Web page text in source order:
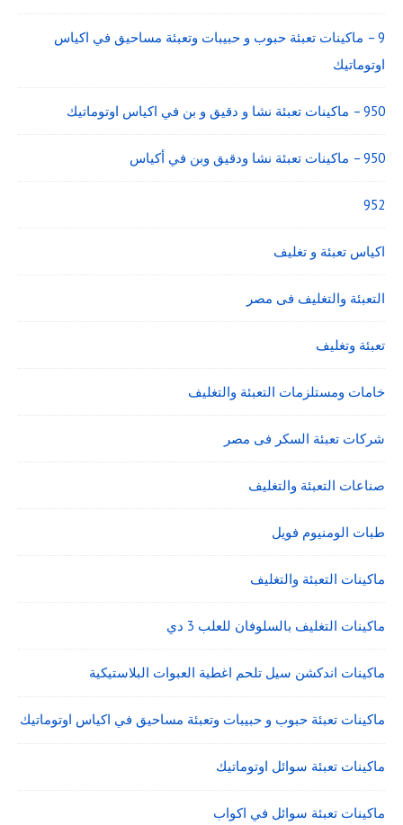
9 – ماكينات تعبئة حبوب و حبيبات وتعبئة مساحيق في اكياس
اوتوماتيك
950 – ماكينات تعبئة نشا و دقيق و بن في اكياس اوتوماتيك
950 – ماكينات تعبئة نشا ودقيق وبن في أكياس
952
اكياس تعبئة و تغليف
التعبئة والتغليف فى مصر
تعبئة وتغليف
خامات ومستلزمات التعبئة والتغليف
شركات تعبئة السكر فى مصر
صناعات التعبئة والتغليف
طبات الومنيوم فويل
ماكينات التعبئة والتغليف
ماكينات التغليف بالسلوفان للعلب 3 دي
ماكينات اندكشن سيل تلحم اغطية العبوات البلاستيكية
ماكينات تعبئة حبوب و حبيبات وتعبئة مساحيق في اكياس اوتوماتيك
ماكينات تعبئة سوائل اوتوماتيك
ماكينات تعبئة سوائل في اكواب